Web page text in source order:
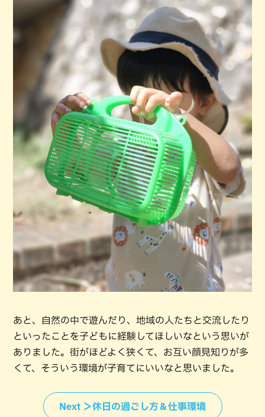
あと、自然の中で遊んだり、地域の人たちと交流したり
といったことを子どもに経験してほしいなという思いが
ありました。街がほどよく狭くて、お互い顔見知りが多
くて、そういう環境が子育てにいいなと思いました。
Next ＞休日の過ごし方＆仕事環境